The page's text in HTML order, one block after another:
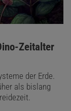
Zeitalter
der Erde.
als bislang